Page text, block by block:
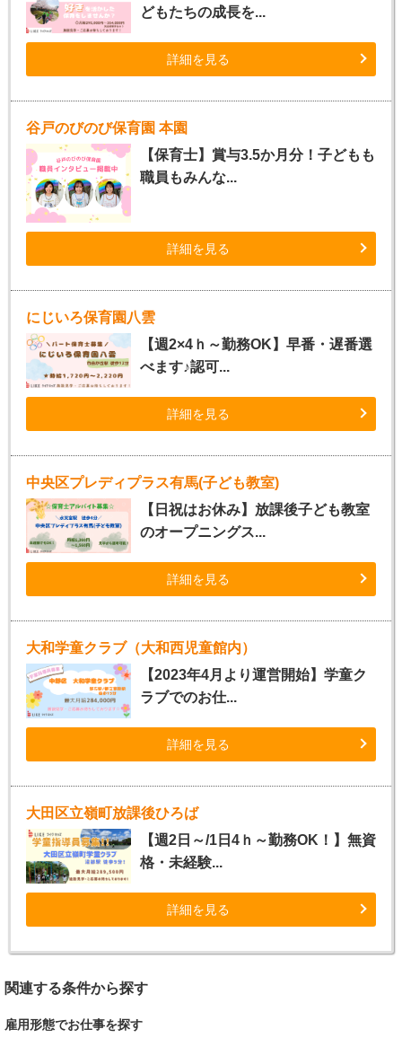
どもたちの成長を...
詳細を見る
谷戸のびのび保育園 本園
【保育士】賞与3.5か月分！子どもも
職員もみんな...
詳細を見る
にじいろ保育園八雲
【週2×4ｈ～勤務OK】早番・遅番選
べます♪認可...
詳細を見る
中央区プレディプラス有馬(子ども教室)
【日祝はお休み】放課後子ども教室
のオープニングス...
詳細を見る
大和学童クラブ（大和西児童館内）
【2023年4月より運営開始】学童ク
ラブでのお仕...
詳細を見る
大田区立嶺町放課後ひろば
【週2日～/1日4ｈ～勤務OK！】無資
格・未経験...
詳細を見る
関連する条件から探す
雇用形態でお仕事を探す